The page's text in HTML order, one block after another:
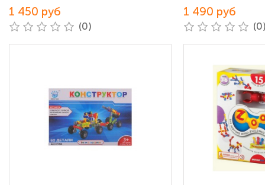
1 450 руб
(0)
1 490 руб